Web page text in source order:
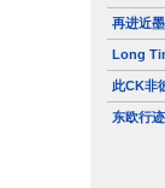
再进近
Long
此CK非
东欧行